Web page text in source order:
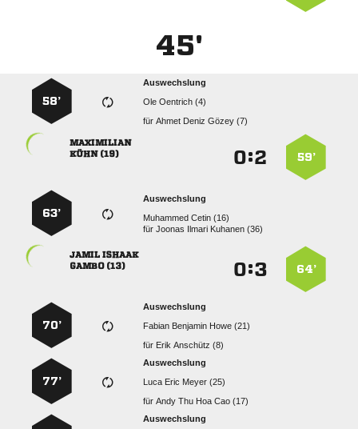
45'
Auswechslung
  
für   
58’
59’
:

 
Auswechslung
  
für   
63’
64’
:
 
 
Auswechslung
   
für   
70’
Auswechslung
   
für    
77’
Auswechslung